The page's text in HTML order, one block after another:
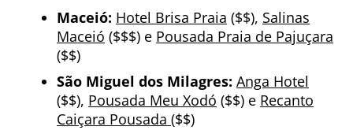
Maceió: Hotel Brisa Praia ($$), Salinas
Maceió ($$$) e Pousada Praia de Pajuçara
($$)
São Miguel dos Milagres: Anga Hotel
($$), Pousada Meu Xodó ($$) e Recanto
Caiçara Pousada ($$)